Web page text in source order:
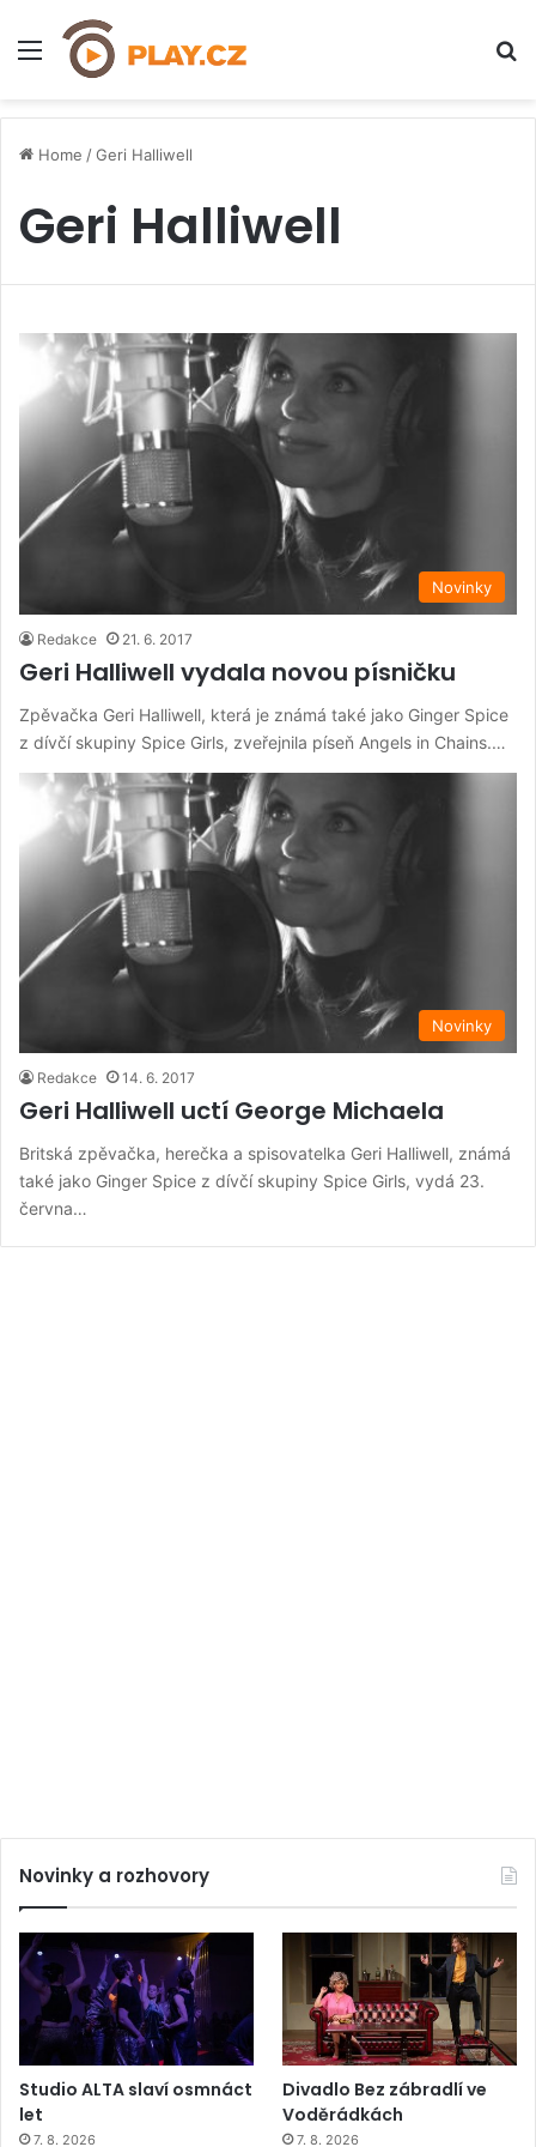
Menu
Home /Geri Halliwell
Geri Halliwell
Novinky
Redakce 21. 6. 2017
Geri Halliwell vydala novou písničku
Zpěvačka Geri Halliwell, která je známá také jako Ginger Spice
z dívčí skupiny Spice Girls, zveřejnila píseň Angels in Chains.…
Novinky
Redakce 14. 6. 2017
Geri Halliwell uctí George Michaela
Britská zpěvačka, herečka a spisovatelka Geri Halliwell, známá
také jako Ginger Spice z dívčí skupiny Spice Girls, vydá 23.
června…
Novinky a rozhovory
Studio ALTA slaví osmnáct
let
7. 8. 2026
Divadlo Bez zábradlí ve
Voděrádkách
7. 8. 2026